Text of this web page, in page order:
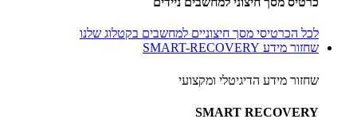
לכל הכרטיסי מסך חיצוניים למחשבים בקטלוג שלנו
שחזור מידע SMART-RECOVERY
שחזור מידע הדיגיטלי ומקצועי
SMART RECOVERY